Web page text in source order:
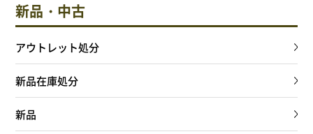
ご利用ガイド
特定商取引法に基づく表記
会員規約
新品・中古
アウトレット処分
新品在庫処分
新品